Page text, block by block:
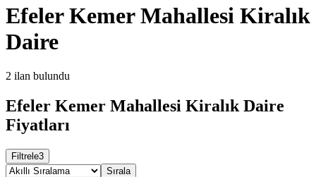
Efeler Kemer Mahallesi Kiralık
Daire
2 ilan bulundu
Efeler Kemer Mahallesi Kiralık Daire
Fiyatları
Filtrele3
Sırala